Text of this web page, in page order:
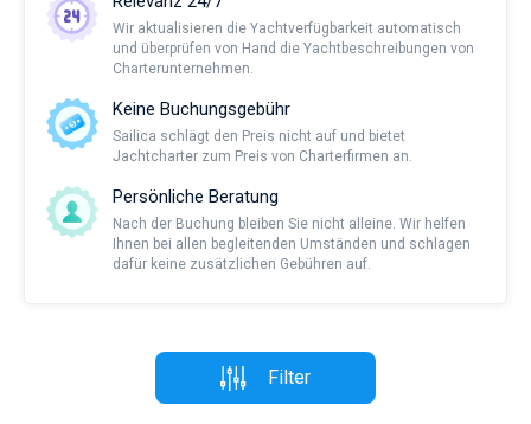
Wir aktualisieren die Yachtverfügbarkeit automatisch
und überprüfen von Hand die Yachtbeschreibungen von
Charterunternehmen.
Keine Buchungsgebühr
Sailica schlägt den Preis nicht auf und bietet
Jachtcharter zum Preis von Charterfirmen an.
Persönliche Beratung
Nach der Buchung bleiben Sie nicht alleine. Wir helfen
Ihnen bei allen begleitenden Umständen und schlagen
dafür keine zusätzlichen Gebühren auf.
Filter